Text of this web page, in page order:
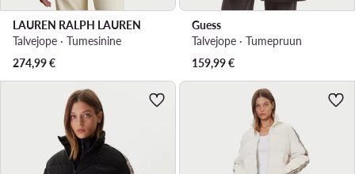
LAUREN RALPH LAUREN
Talvejope · Tumesinine
274,99€
Guess
Talvejope · Tumepruun
159,99€